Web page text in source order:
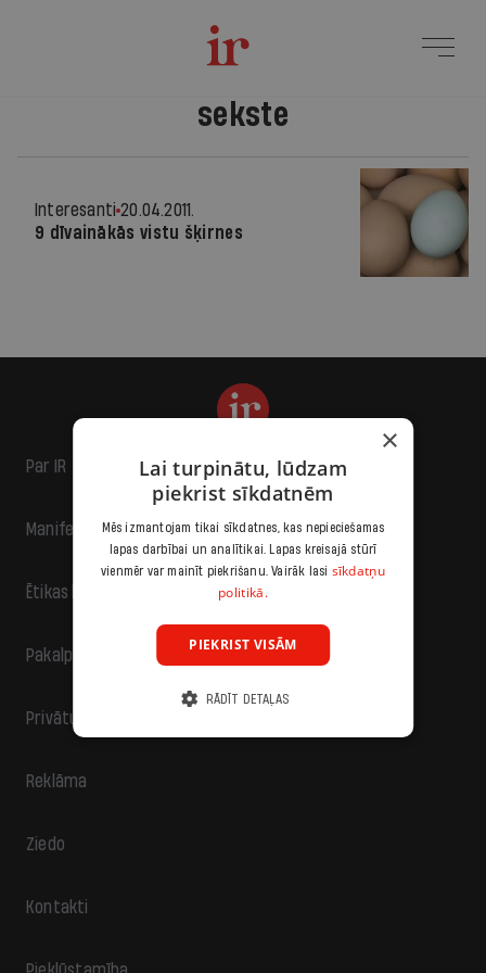
sekste
Interesanti 20.04.2011.
9 dīvainākās vistu šķirnes
Par IR
Manifests
Ētikas kodekss
Pakalpojumu sniegšanas noteikumi
Privātuma politika
Reklāma
Ziedo
Kontakti
×
Lai turpinātu, lūdzam
piekrist sīkdatnēm
Mēs izmantojam tikai sīkdatnes, kas nepieciešamas
lapas darbībai un analītikai. Lapas kreisajā stūrī
vienmēr var mainīt piekrišanu. Vairāk lasi sīkdatņu
politikā.
PIEKRIST VISĀM
RĀDĪT DETAĻAS